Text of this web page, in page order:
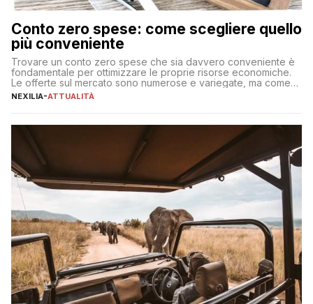
Conto zero spese: come scegliere quello
più conveniente
Trovare un conto zero spese che sia davvero conveniente è
fondamentale per ottimizzare le proprie risorse economiche.
Le offerte sul mercato sono numerose e variegate, ma come
individuare quella più adatta alle proprie esigenze senza
sul […]
NEXILIA-ATTUALITÀ